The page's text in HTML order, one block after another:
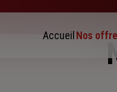
Accueil Nos